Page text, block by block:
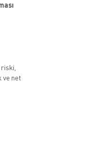
ve net